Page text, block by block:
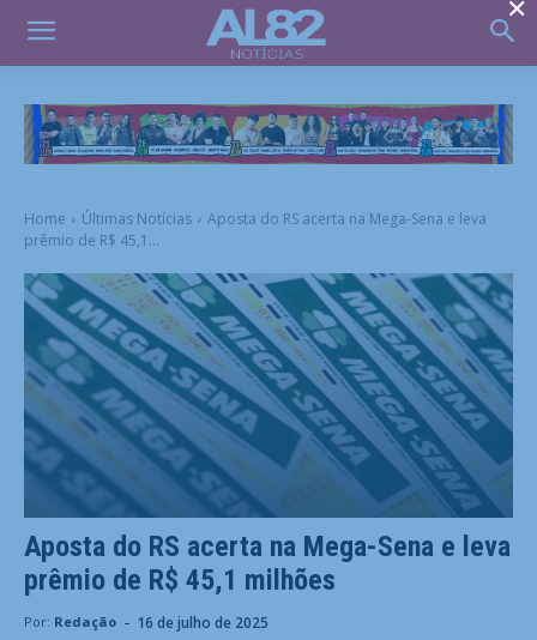
Home Últimas Notícias
Aposta do RS acerta na Mega-Sena e leva
prêmio de R$ 45,1...
Aposta do RS acerta na Mega-Sena e leva
prêmio de R$ 45,1 milhões
Por: Redação - 16 de julho de 2025